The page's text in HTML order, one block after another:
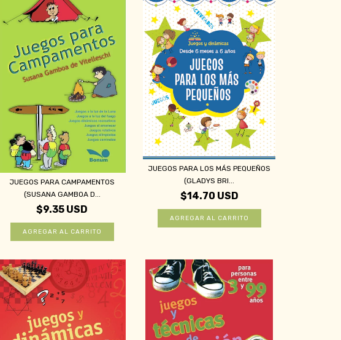
JUEGOS PARA CAMPAMENTOS
(SUSANA GAMBOA D...
$9.35 USD
JUEGOS PARA LOS MÁS PEQUEÑOS
(GLADYS BRI...
$14.70 USD